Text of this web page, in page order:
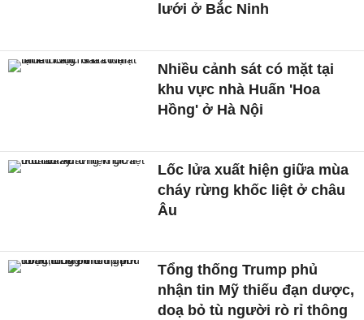
lưới ở Bắc Ninh
Nhiều cảnh sát có mặt tại
khu vực nhà Huấn 'Hoa
Hồng' ở Hà Nội
Lốc lửa xuất hiện giữa mùa
cháy rừng khốc liệt ở châu
Âu
Tổng thống Trump phủ
nhận tin Mỹ thiếu đạn dược,
doạ bỏ tù người rò rỉ thông